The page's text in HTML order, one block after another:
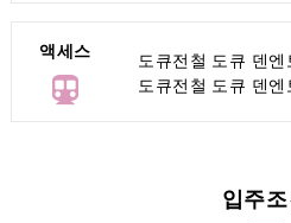
액세스
도큐전철 도큐 덴
도큐전철 도큐 덴
입주